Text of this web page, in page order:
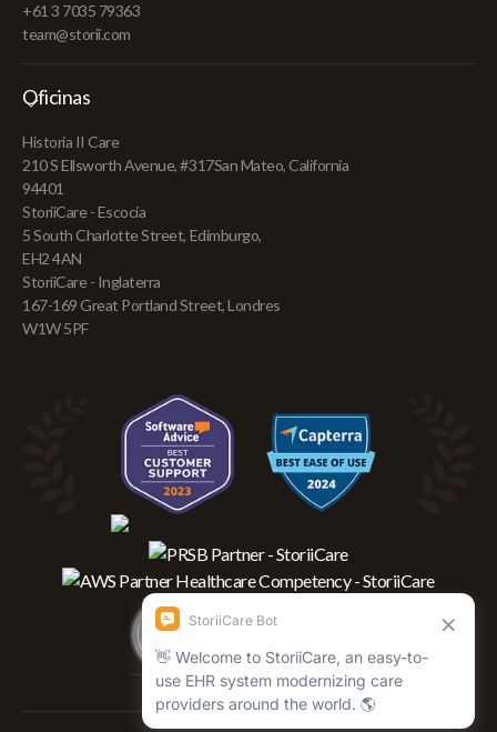
+61 3 7035 79363
team@storii.com
Oficinas
Historia II Care
210 S Ellsworth Avenue, #317San Mateo, California
94401
StoriiCare - Escocia
5 South Charlotte Street, Edimburgo,
EH2 4AN
StoriiCare - Inglaterra
167-169 Great Portland Street, Londres
W1W 5PF